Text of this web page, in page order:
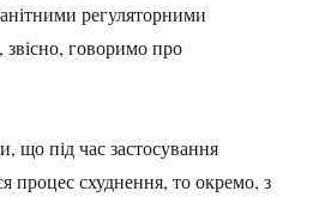
регуляторними
звісно, говоримо про
що під час застосування
процес схуднення, то окремо, з